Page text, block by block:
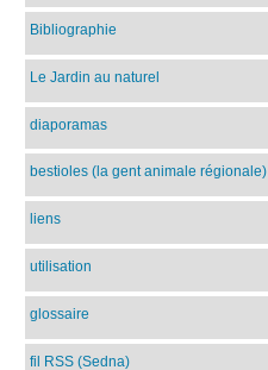
Bibliographie
Le Jardin au naturel
diaporamas
bestioles (la gent animale régionale)
liens
utilisation
glossaire
fil RSS (Sedna)